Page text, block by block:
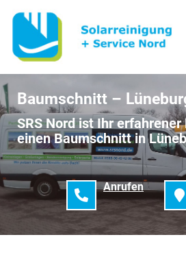
Baumschnitt –
SRS Nord ist Ihr
einen Baumschnitt in
Anrufen